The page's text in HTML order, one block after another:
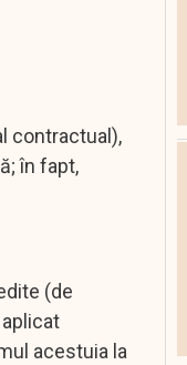
contractual),
în fapt,
(de
acestuia la